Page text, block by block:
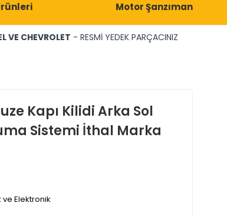
Motor Şanzıman
VE CHEVROLET - RESMİ YEDEK PARÇACINIZ
Kapı Kilidi Arka Sol
Sistemi İthal Marka
ve Elektronik